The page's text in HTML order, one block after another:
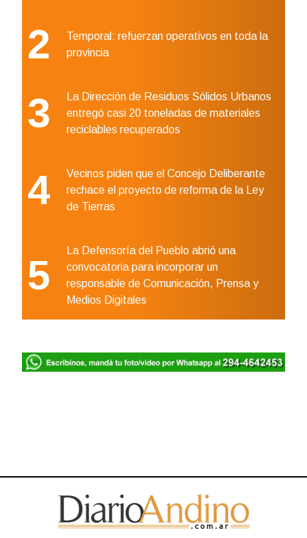
2
Temporal: refuerzan operativos en toda la
provincia
3
La Dirección de Residuos Sólidos Urbanos
entregó casi 20 toneladas de materiales
reciclables recuperados
4
Vecinos piden que el Concejo Deliberante
rechace el proyecto de reforma de la Ley
de Tierras
5
La Defensoría del Pueblo abrió una
convocatoria para incorporar un
responsable de Comunicación, Prensa y
Medios Digitales